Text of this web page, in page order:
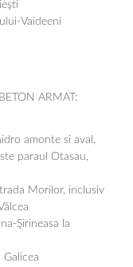
Vaideeni
ARMAT:
amonte si aval,
paraul Otasau,
Morilor, inclusiv
Şirineasa la